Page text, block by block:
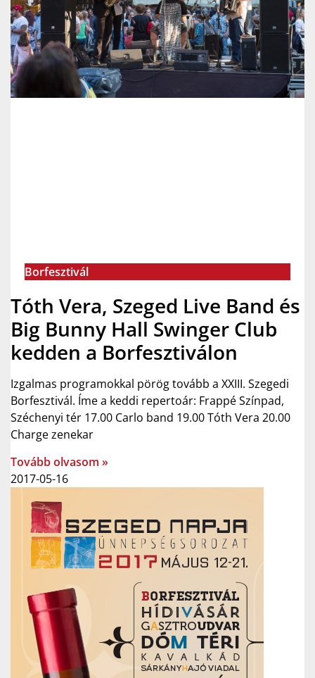
Borfesztivál
Tóth Vera, Szeged Live Band és
Big Bunny Hall Swinger Club
kedden a Borfesztiválon
Izgalmas programokkal pörög tovább a XXIII. Szegedi
Borfesztivál. Íme a keddi repertoár: Frappé Színpad,
Széchenyi tér 17.00 Carlo band 19.00 Tóth Vera 20.00
Charge zenekar
Tovább olvasom »
2017-05-16